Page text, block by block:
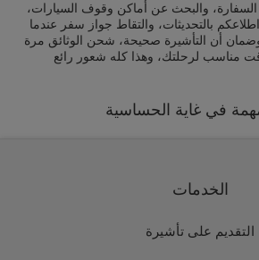
والبحث عن أماكن وقوف السيارات،
بالتحديثات، والتقاط جواز سفر عندما
أن التأشيرة صحيحة، شحن الوثائق مرة
مناسب لرحلتك، وهذا كله شعور رائع
مهمة في غاية الحساسية
الخدمات
التقديم على تأشيرة